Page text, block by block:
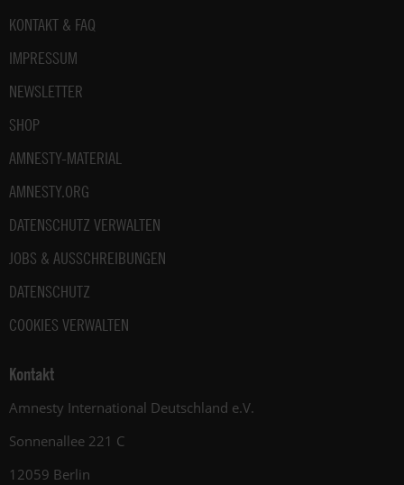
Fußbereich
KONTAKT & FAQ
IMPRESSUM
NEWSLETTER
SHOP
AMNESTY-MATERIAL
AMNESTY.ORG
DATENSCHUTZ VERWALTEN
JOBS & AUSSCHREIBUNGEN
DATENSCHUTZ
COOKIES VERWALTEN
Kontakt
Amnesty International Deutschland e.V.
Sonnenallee 221 C
12059 Berlin